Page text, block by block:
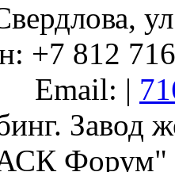
+7 812
Email: |
Завод
Форум"